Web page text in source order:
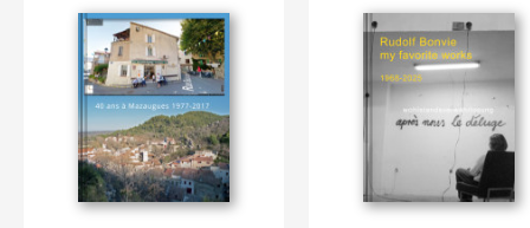
madoucefrance , doucefrance france ,
paris